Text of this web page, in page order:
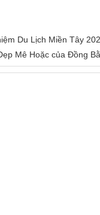
Du Lịch Miền Tây
Mê Hoặc của Đồng
Nước